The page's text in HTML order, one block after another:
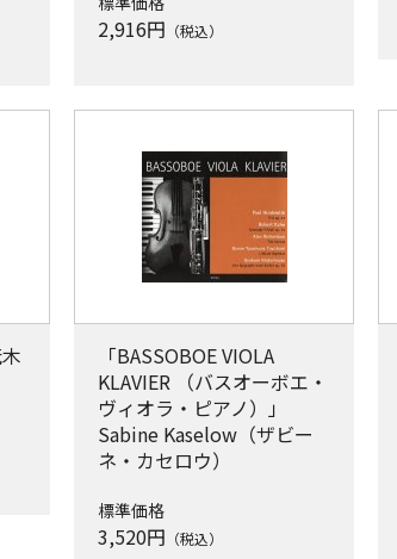
2,916円 （税込）
「BASSOBOE VIOLA
KLAVIER （バスオーボエ・
ヴィオラ・ピアノ）」
Sabine Kaselow（ザビー
ネ・カセロウ）
標準価格
3,520円 （税込）